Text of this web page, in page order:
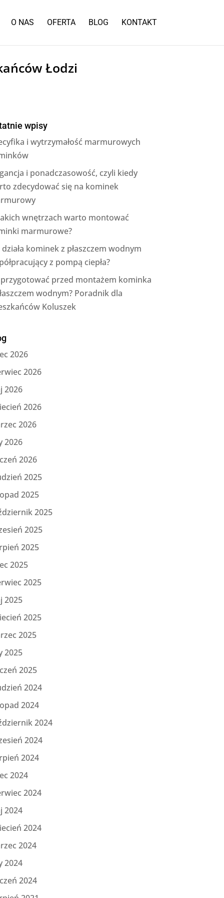
O NAS OFERTA BLOG KONTAKT
Łodzi
wpisy
i wytrzymałość marmurowych
i ponadczasowość, czyli kiedy
zdecydować się na kominek
wnętrzach warto montować
marmurowe?
działa kominek z płaszczem wodnym
z pompą ciepła?
przygotować przed montażem kominka
wodnym? Poradnik dla
Koluszek
2026
2026
2026
2026
2026
2026
2026
2025
2025
2025
2025
2025
2025
2025
2025
2025
2025
2025
2025
2024
2024
2024
2024
2024
2024
2024
2024
2024
2024
2024
2024